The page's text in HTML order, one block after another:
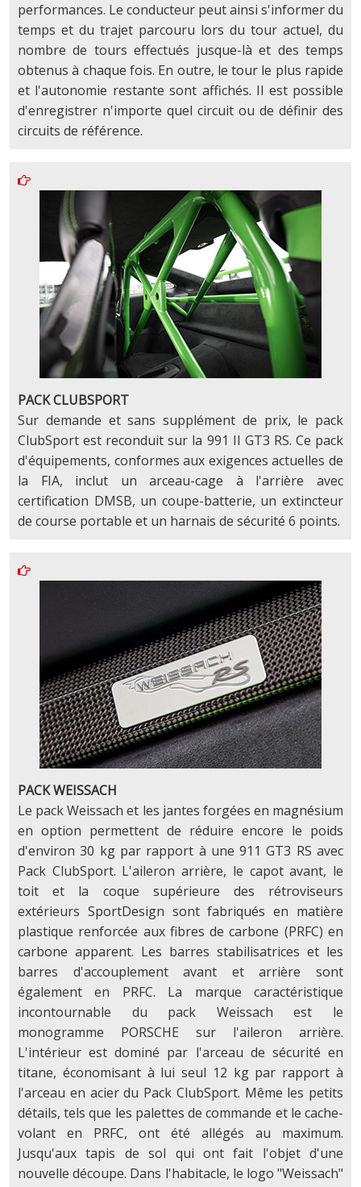
performances. Le conducteur peut ainsi s'informer du
temps et du trajet parcouru lors du tour actuel, du
nombre de tours effectués jusque-là et des temps
obtenus à chaque fois. En outre, le tour le plus rapide
et l'autonomie restante sont affichés. Il est possible
d'enregistrer n'importe quel circuit ou de définir des
circuits de référence.
PACK CLUBSPORT
Sur demande et sans supplément de prix, le pack
ClubSport est reconduit sur la 991 II GT3 RS. Ce pack
d'équipements, conformes aux exigences actuelles de
la FIA, inclut un arceau-cage à l'arrière avec
certification DMSB, un coupe-batterie, un extincteur
de course portable et un harnais de sécurité 6 points.
PACK WEISSACH
Le pack Weissach et les jantes forgées en magnésium
en option permettent de réduire encore le poids
d'environ 30 kg par rapport à une 911 GT3 RS avec
Pack ClubSport. L'aileron arrière, le capot avant, le
toit et la coque supérieure des rétroviseurs
extérieurs SportDesign sont fabriqués en matière
plastique renforcée aux fibres de carbone (PRFC) en
carbone apparent. Les barres stabilisatrices et les
barres d'accouplement avant et arrière sont
également en PRFC. La marque caractéristique
incontournable du pack Weissach est le
monogramme PORSCHE sur l'aileron arrière.
L'intérieur est dominé par l'arceau de sécurité en
titane, économisant à lui seul 12 kg par rapport à
l'arceau en acier du Pack ClubSport. Même les petits
détails, tels que les palettes de commande et le cache-
volant en PRFC, ont été allégés au maximum.
Jusqu'aux tapis de sol qui ont fait l'objet d'une
nouvelle découpe. Dans l'habitacle, le logo "Weissach"